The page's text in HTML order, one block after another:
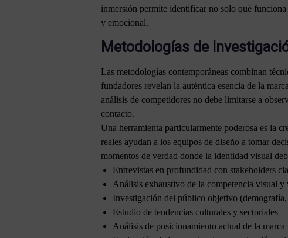
inmersión permite identificar no solo qué
y emocional.
Metodologías de
Las metodologías contemporáneas combinan
fundadores revelan la auténtica esencia de la
análisis de competidores no debe limitarse a
contacto.
Una herramienta particularmente poderosa es la
reales ayudan a los equipos de diseño a tomar
momentos de verdad donde la identidad visual
Entrevistas en profundidad con stakeholders
Análisis exhaustivo de la competencia visual y
Investigación del público objetivo
Estudio de tendencias culturales y sectoriales
Análisis de posicionamiento actual de la marca